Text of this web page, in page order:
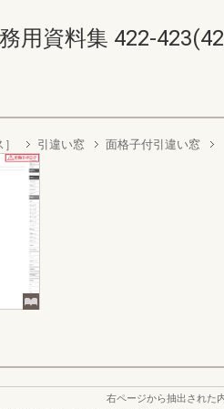
用資料集 422-
引違い窓 面格子付引違い窓
右ページから抽出された